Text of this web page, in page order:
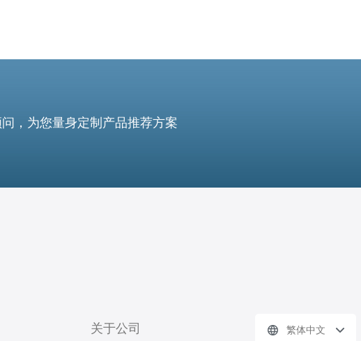
，为您量身定制产品推荐方案
关于公司 繁体中文